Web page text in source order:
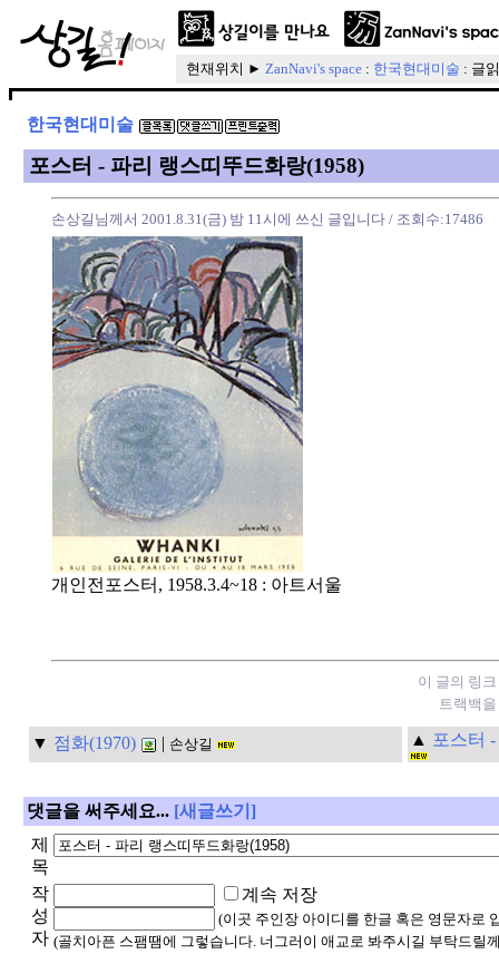
현재위치 ► ZanNavi's space : 한국현대미술 : 글
한국현대미술
포스터 - 파리 랭스띠뚜드화랑(1958)
손상길님께서 2001.8.31(금) 밤 11시에 쓰신 글입니다 / 조회수:17486
개인전포스터, 1958.3.4~18 : 아트서울
이 글의 링
트랙백
▼ 점화(1970) | 손상길 ▲ 포스터
댓글을 써주세요... [새글쓰기]
제
목
작
성
자
계속 저장
(이곳 주인장 아이디를 한글 혹은 영문자로
(골치아픈 스팸땜에 그렇습니다. 너그러이 애교로 봐주시길 부탁드릴